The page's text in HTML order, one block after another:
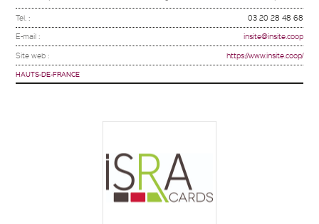
Tel. : 03 20 28 48 68
E-mail : insite@insite.coop
Site web : https://www.insite.coop/
HAUTS-DE-FRANCE